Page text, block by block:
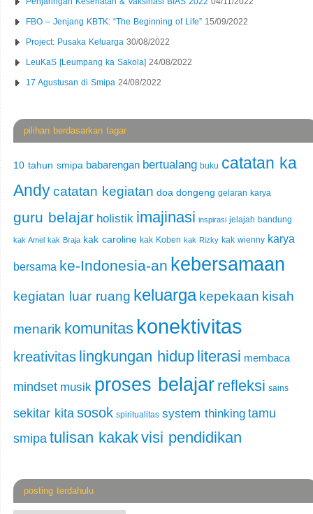
FBO – Jenjang KBTK: “The Beginning of Life” 15/09/2022
Project: Pusaka Keluarga 30/08/2022
LeuKaS [Leumpang ka Sakola] 24/08/2022
17 Agustusan di Smipa 24/08/2022
pilihan berdasarkan tagar
10 tahun smipa babarengan bertualang buku catatan ka
Andycatatan kegiatan doa dongeng gelaran karya
guru belajar holistik imajinasi inspirasi jelajah bandung
kak Amel kak Braja kak caroline kak Koben kak Rizky kak wienny karya
bersama ke-Indonesia-an kebersamaan
kegiatan luar ruang keluarga kepekaan kisah
menarik komunitas konektivitas
kreativitas lingkungan hidup literasi membaca
mindset musik proses belajar refleksi sains
sekitar kitasosok spiritualitas system thinking tamu
smipa tulisan kakakvisi pendidikan
posting terdahulu